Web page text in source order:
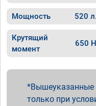
Мощность 520
Крутящий
момент
650
Вышеуказанные
только при